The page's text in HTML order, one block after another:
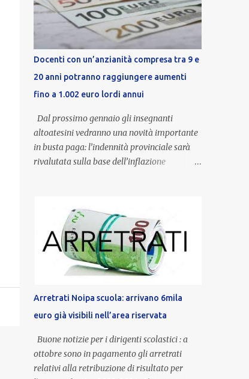
Docenti con un’anzianità compresa tra 9 e
20 anni potranno raggiungere aumenti
fino a 1.002 euro lordi annui
Dal prossimo gennaio gli insegnanti
altoatesini vedranno una novità importante
in busta paga: l’indennità provinciale sarà
rivalutata sulla base dell’inflazione
un’anzianità compresa tra 9 e 20 anni
potranno raggiungere fino a 1.002 euro lordi
annui. Il nuovo contratto provinciale
introduce inoltre un congedo speciale
dedicato alle donne vittime di violenza di
genere, in linea con la normativa nazionale e
con l’obiettivo di offrire maggiore tutela e
supporto in situazioni delicate. L’indennità
provinciale per i docenti è un unicum in
Italia: si tratta di una misura esclusiva della
Provincia autonoma di Bolzano, che integra
Arretrati Noipa scuola: arrivano 6mila
euro già visibili nell’area riservata
Buone notizie per i dirigenti scolastici : a
ottobre sono in pagamento gli arretrati
relativi alla retribuzione di risultato per